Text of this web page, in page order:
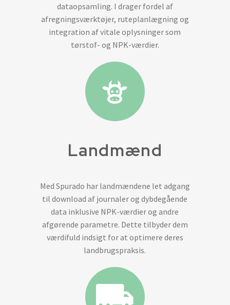
dataopsamling. I drager fordel af
afregningsværktøjer, ruteplanlægning og
integration af vitale oplysninger som
tørstof- og NPK-værdier.
Landmænd
Med Spurado har landmændene let adgang
til download af journaler og dybdegående
data inklusive NPK-værdier og andre
afgørende parametre. Dette tilbyder dem
værdifuld indsigt for at optimere deres
landbrugspraksis.